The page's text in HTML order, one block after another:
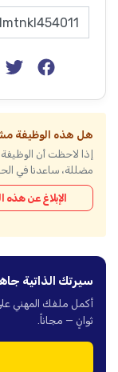
هل هذه الوظيفة
إذا لاحظت أن
مضللة، ساعدنا في
الإبلاغ عن هذه
سيرتك الذاتية
أكمل ملفك المهني
ثوانٍ — مجاناً.